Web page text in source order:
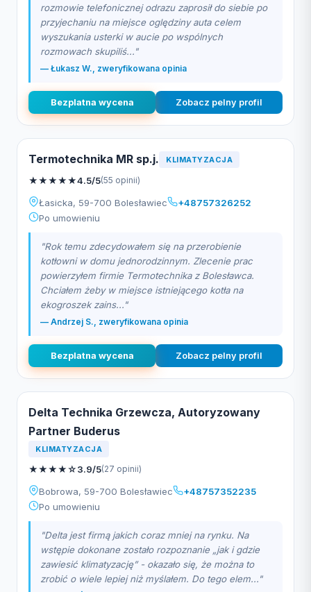
rozmowie telefonicznej odrazu zaprosił do siebie po
przyjechaniu na miejsce oględziny auta celem
wyszukania usterki w aucie po wspólnych
rozmowach skupiliś..."
— Łukasz W., zweryfikowana opinia
Bezplatna wycena Zobacz pelny profil
Termotechnika MR sp.j. KLIMATYZACJA
★★★★★4.5/5(55 opinii)
Łasicka, 59-700 Bolesławiec
+48757326252
Po umowieniu
"Rok temu zdecydowałem się na przerobienie
kotłowni w domu jednorodzinnym. Zlecenie prac
powierzyłem firmie Termotechnika z Bolesławca.
Chciałem żeby w miejsce istniejącego kotła na
ekogroszek zains..."
— Andrzej S., zweryfikowana opinia
Bezplatna wycena Zobacz pelny profil
Delta Technika Grzewcza, Autoryzowany
Partner Buderus
KLIMATYZACJA
★★★★☆3.9/5(27 opinii)
Bobrowa, 59-700 Bolesławiec
+48757352235
Po umowieniu
"Delta jest firmą jakich coraz mniej na rynku. Na
wstępie dokonane zostało rozpoznanie „jak i gdzie
zawiesić klimatyzację” - okazało się, że można to
zrobić o wiele lepiej niż myślałem. Do tego elem..."